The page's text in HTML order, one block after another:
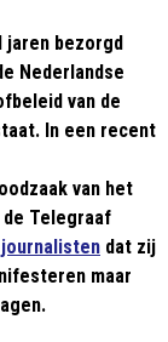
jaren bezorgd
Nederlandse
van de
In een recent
van het
de Telegraaf
journalisten dat zij
maar